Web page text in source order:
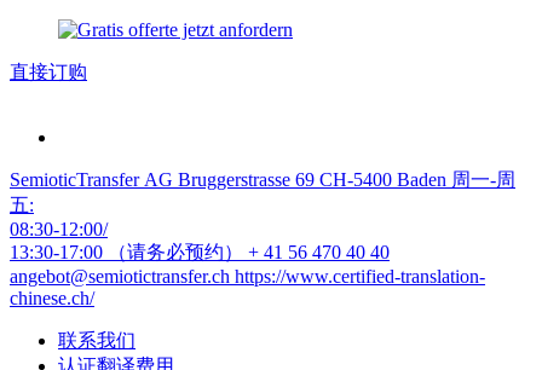
直接订购
SemioticTransfer AG Bruggerstrasse 69 CH-5400 Baden 周一-周
五:
08:30-12:00/
13:30-17:00 （请务必预约） + 41 56 470 40 40
angebot@semiotictransfer.ch https://www.certified-translation-
chinese.ch/
联系我们
认证翻译费用